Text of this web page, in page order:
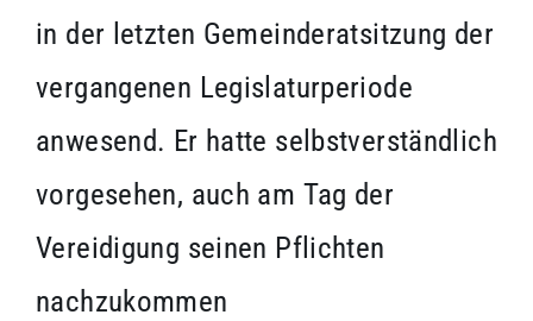
in der letzten Gemeinderatsitzung der
vergangenen Legislaturperiode
anwesend. Er hatte selbstverständlich
vorgesehen, auch am Tag der
Vereidigung seinen Pflichten
nachzukommen